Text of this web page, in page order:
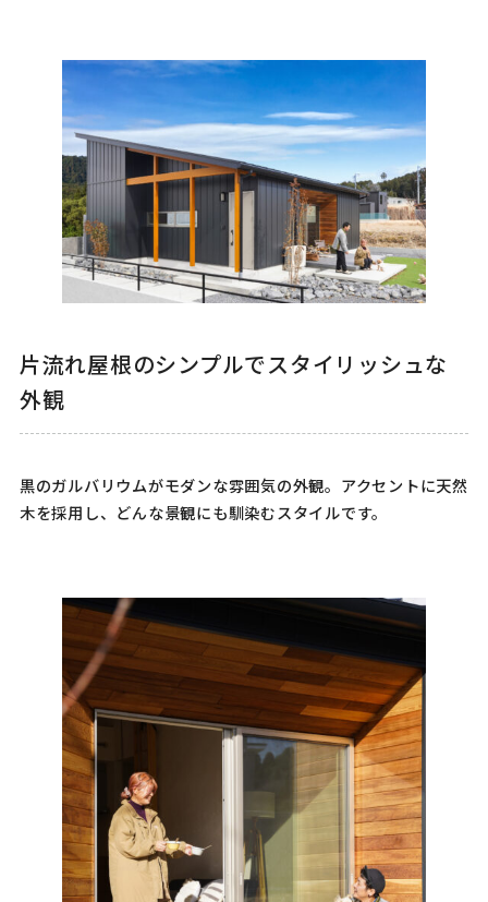
片流れ屋根のシンプルでスタイリッシュな
外観
黒のガルバリウムがモダンな雰囲気の外観。アクセントに天然
木を採用し、どんな景観にも馴染むスタイルです。